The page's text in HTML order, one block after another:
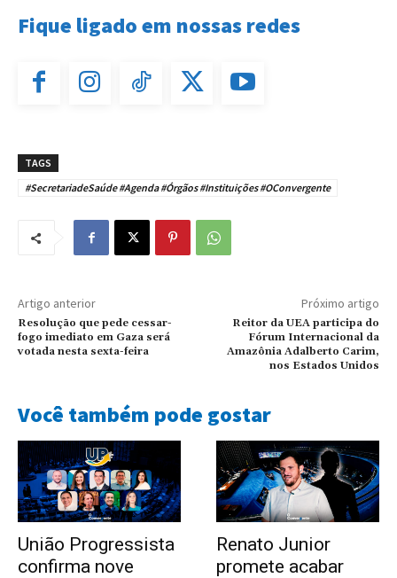
Fique ligado em nossas redes
TAGS
#SecretariadeSaúde #Agenda #Órgãos #Instituições #OConvergente
Artigo anterior
Resolução que pede cessar-
fogo imediato em Gaza será
votada nesta sexta-feira
Próximo artigo
Reitor da UEA participa do
Fórum Internacional da
Amazônia Adalberto Carim,
nos Estados Unidos
Você também pode gostar
União Progressista
confirma nove
Renato Junior
promete acabar